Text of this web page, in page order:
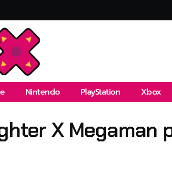
Nintendo PlayStation Xbox
X Megaman